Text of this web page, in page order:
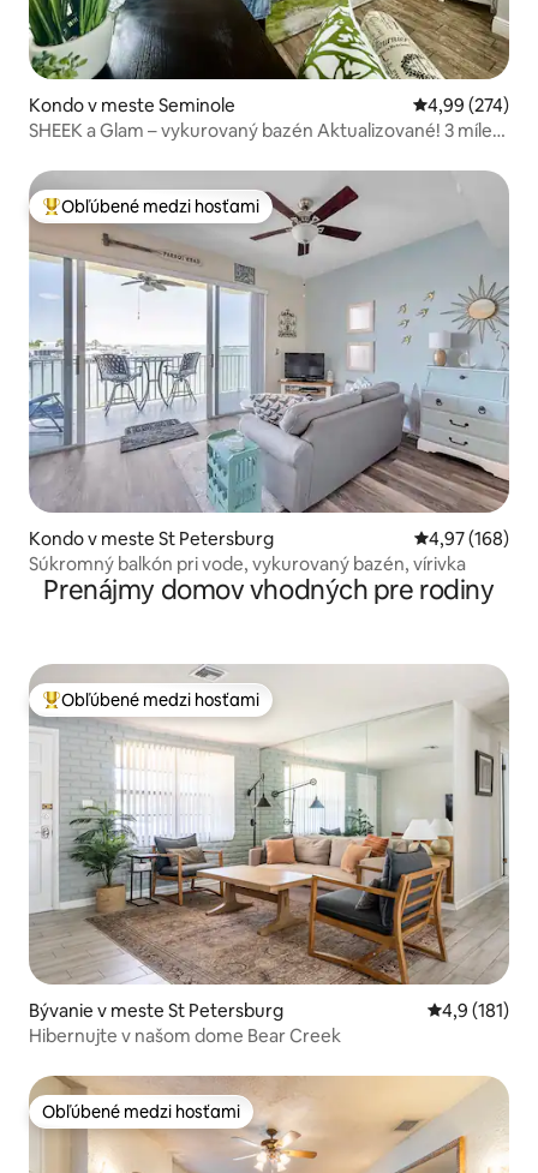
Kondo v meste Seminole Priemerné
4,99 (274)
SHEEK a Glam – vykurovaný bazén Aktualizované! 3 míle
Najobľúbenejšie medzi hosťami
Obľúbené medzi hosťami
Kondo v meste St Petersburg Priemerné
4,97 (168)
Súkromný balkón pri vode, vykurovaný bazén, vírivka
Prenájmy domov vhodných pre rodiny
Najobľúbenejšie medzi hosťami
Obľúbené medzi hosťami
Bývanie v meste St Petersburg Priemerné
4,9 (181)
Hibernujte v našom dome Bear Creek
Obľúbené medzi hosťami
Obľúbené medzi hosťami